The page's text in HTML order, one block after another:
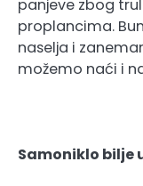
panjeve zbog
proplancima.
naselja i
možemo naći i
Samoniklo bilje